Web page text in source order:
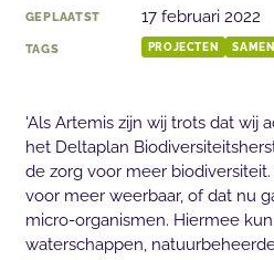
GEPLAATST 17 februari 2022
TAGS PROJECTEN
'Als Artemis zijn wij trots dat wij
het Deltaplan
de zorg voor meer
voor meer weerbaar, of dat nu
micro-organismen. Hiermee
waterschappen,